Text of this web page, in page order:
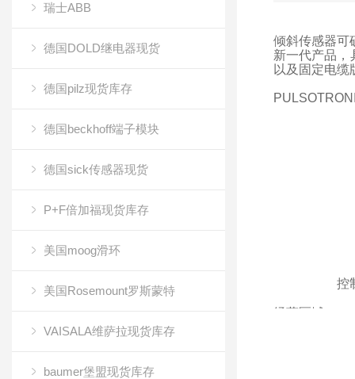
瑞士ABB
德国DOLD继电器现货
德国pilz现货库存
德国beckhoff端子模块
德国sick传感器现货
P+F倍加福现货库存
美国moog滑环
美国Rosemount罗斯蒙特
VAISALA维萨拉现货库存
baumer堡盟现货库存
倾斜传感器可
新一代产品，
以及固定电缆
经营区域：
控